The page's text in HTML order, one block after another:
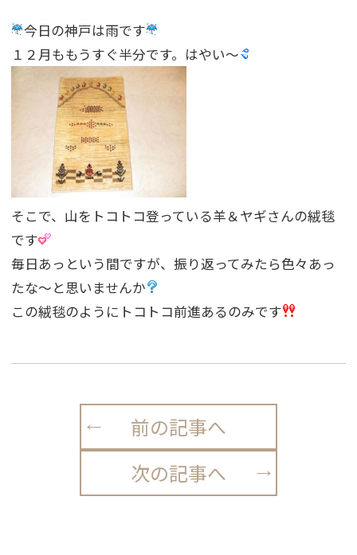
今日の神戸は雨です
１２月ももうすぐ半分です。はやい〜
そこで、山をトコトコ登っている羊＆ヤギさんの絨毯
です
毎日あっという間ですが、振り返ってみたら色々あっ
たな〜と思いませんか
この絨毯のようにトコトコ前進あるのみです
前の記事へ
次の記事へ